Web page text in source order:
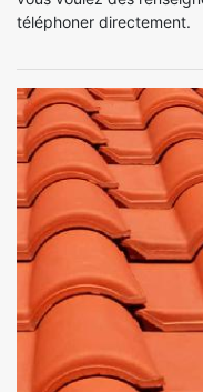
téléphoner directement.